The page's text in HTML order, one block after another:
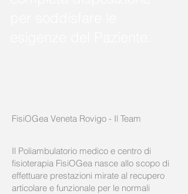
FisiOGea Veneta Rovigo - Il Team
Il Poliambulatorio medico e centro di
fisioterapia FisiOGea nasce allo scopo di
effettuare prestazioni mirate al recupero
articolare e funzionale per le normali